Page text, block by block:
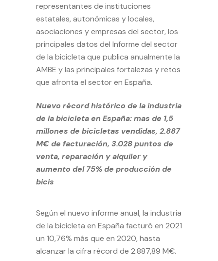
representantes de instituciones
estatales, autonómicas y locales,
asociaciones y empresas del sector, los
principales datos del Informe del sector
de la bicicleta que publica anualmente la
AMBE y las principales fortalezas y retos
que afronta el sector en España.
Nuevo récord histórico de la industria
de la bicicleta en España: mas de 1,5
millones de bicicletas vendidas, 2.887
M€ de facturación, 3.028 puntos de
venta, reparación y alquiler y
aumento del 75% de producción de
bicis
Según el nuevo informe anual, la industria
de la bicicleta en España facturó en 2021
un 10,76% más que en 2020, hasta
alcanzar la cifra récord de 2.887,89 M€.